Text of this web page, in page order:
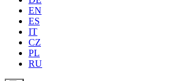
EN
ES
IT
CZ
PL
RU